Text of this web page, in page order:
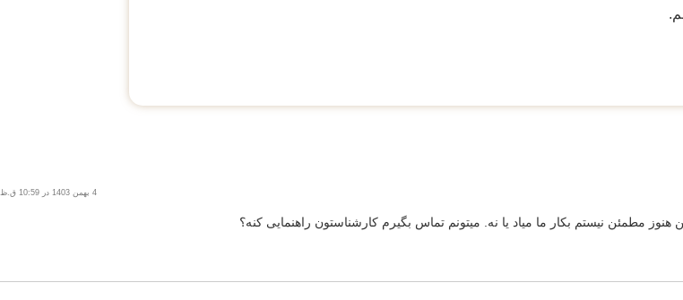
4 بهمن 1403 در 10:59 ق.ظ
مطمئن نیستم بکار ما میاد یا نه. میتونم تماس بگیرم کارشناستون راهنمایی کنه؟